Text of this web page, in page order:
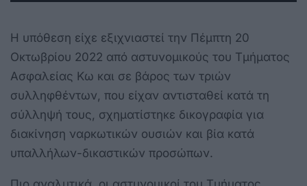
Η υπόθεση είχε εξιχνιαστεί την Πέμπτη 20
Οκτωβρίου 2022 από αστυνομικούς του Τμήματος
Ασφαλείας Κω και σε βάρος των τριών
συλληφθέντων, που είχαν αντισταθεί κατά τη
σύλληψή τους, σχηματίστηκε δικογραφία για
διακίνηση ναρκωτικών ουσιών και βία κατά
υπαλλήλων-δικαστικών προσώπων.